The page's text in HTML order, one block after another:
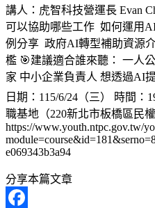
講人：虎智科技營運長 Evan
可以協助哪些工作 如何運用
例分享 政府AI轉型補助資源
檻 🎯建議適合誰來聽： 一人
家 中小企業負責人 想透過AI
日期：115/6/24（三） 時間：
職基地（220新北市板橋區民
https://www.youth.ntpc.gov.tw/
e069343b3a94
分享本篇文章